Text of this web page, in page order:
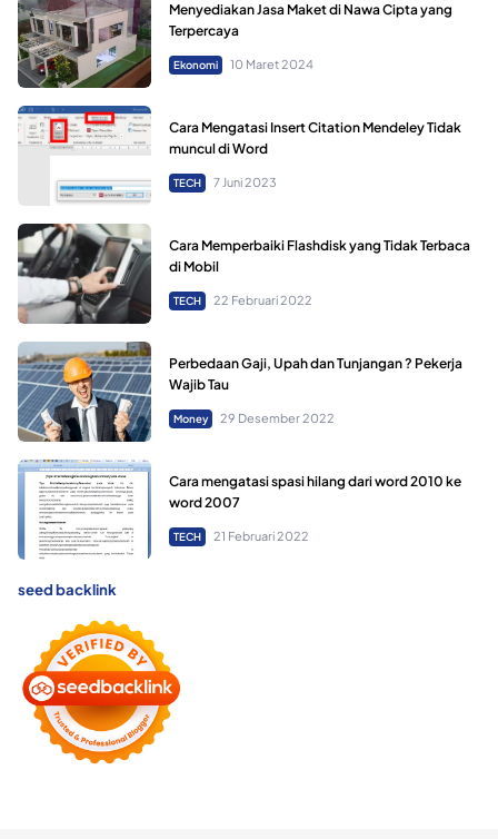
Menyediakan Jasa Maket di Nawa Cipta yang
Terpercaya
Ekonomi 10 Maret 2024
Cara Mengatasi Insert Citation Mendeley Tidak
muncul di Word
TECH 7 Juni 2023
Cara Memperbaiki Flashdisk yang Tidak Terbaca
di Mobil
TECH 22 Februari 2022
Perbedaan Gaji, Upah dan Tunjangan ? Pekerja
Wajib Tau
Money 29 Desember 2022
Cara mengatasi spasi hilang dari word 2010 ke
word 2007
TECH 21 Februari 2022
seed backlink